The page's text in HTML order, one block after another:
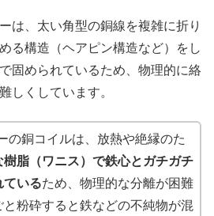
は、太い角型の銅線を複雑に折り
る構造（ヘアピン構造など）をし
固められているため、物理的に絡
しくしています。
の銅コイルは、放熱や絶縁のた
樹脂（ワニス）で鉄心とガチガチ
ているため、物理的な分離が困難
と粉砕すると鉄などの不純物が混